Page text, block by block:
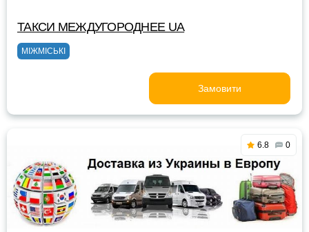
ТАКСИ MEЖДУГОРОДНEE UA
МІЖМІСЬКІ
Замовити
6.8 0